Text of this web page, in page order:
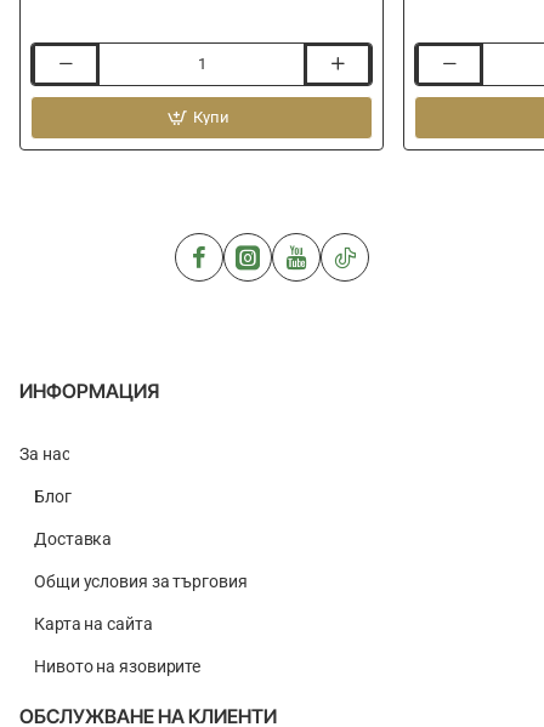
MF
Купи
шал
Buff
ИНФОРМАЦИЯ
За нас
Блог
Доставка
Общи условия за търговия
Карта на сайта
Нивото на язовирите
ОБСЛУЖВАНЕ НА КЛИЕНТИ